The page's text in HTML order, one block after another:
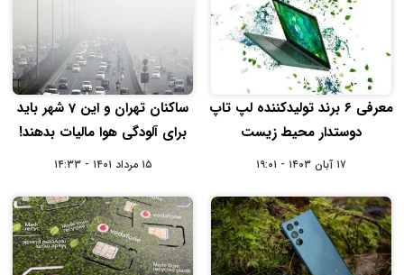
معرفی ۶ برند تولیدکننده لپ تاپ
دوستدار محیط زیست
۱۷ آبان ۱۴۰۳ - ۱۹:۰۱
ساکنان تهران و این 7 شهر باید
برای آلودگی هوا مالیات بدهند!
۱۵ مرداد ۱۴۰۱ - ۱۴:۳۳